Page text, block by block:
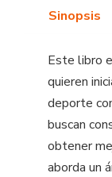
Sinopsis
Este libro
quieren
deporte
buscan
obtener
aborda un